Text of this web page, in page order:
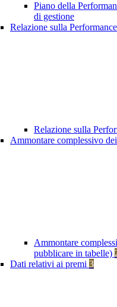
Piano della
di gestione
Relazione sulla Performance
Relazione sulla
Ammontare complessivo
Ammontare
pubblicare in tabelle)
Dati relativi ai premi 3